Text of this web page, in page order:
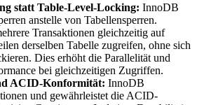
statt Table-Level-Locking: InnoDB
anstelle von Tabellensperren.
Transaktionen gleichzeitig auf
derselben Tabelle zugreifen, ohne sich
Dies erhöht die Parallelität und
bei gleichzeitigen Zugriffen.
ACID-Konformität: InnoDB
und gewährleistet die ACID-